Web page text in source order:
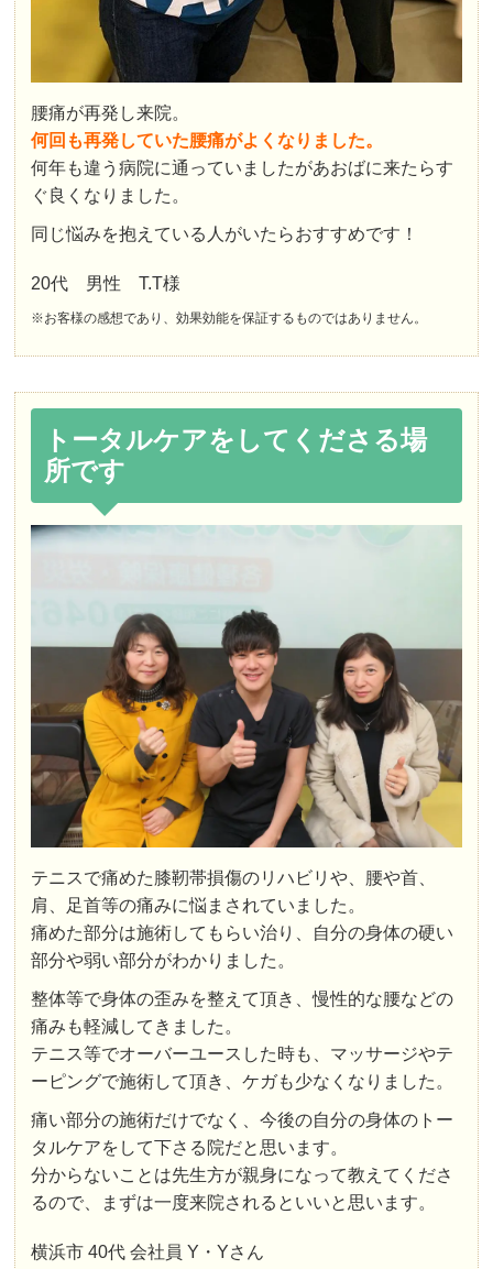
腰痛が再発し来院。
何回も再発していた腰痛がよくなりました。
何年も違う病院に通っていましたがあおばに来たらす
ぐ良くなりました。
同じ悩みを抱えている人がいたらおすすめです！
20代 男性 T.T様
※お客様の感想であり、効果効能を保証するものではありません。
トータルケアをしてくださる場
所です
テニスで痛めた膝靭帯損傷のリハビリや、腰や首、
肩、足首等の痛みに悩まされていました。
痛めた部分は施術してもらい治り、自分の身体の硬い
部分や弱い部分がわかりました。
整体等で身体の歪みを整えて頂き、慢性的な腰などの
痛みも軽減してきました。
テニス等でオーバーユースした時も、マッサージやテ
ーピングで施術して頂き、ケガも少なくなりました。
痛い部分の施術だけでなく、今後の自分の身体のトー
タルケアをして下さる院だと思います。
分からないことは先生方が親身になって教えてくださ
るので、まずは一度来院されるといいと思います。
横浜市 40代 会社員 Y・Yさん